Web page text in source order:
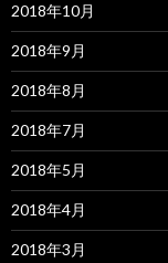
2018年10月
2018年9月
2018年8月
2018年7月
2018年5月
2018年4月
2018年3月